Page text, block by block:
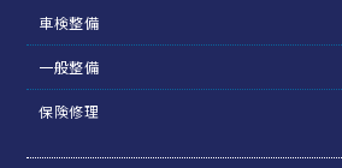
車検整備
一般整備
保険修理